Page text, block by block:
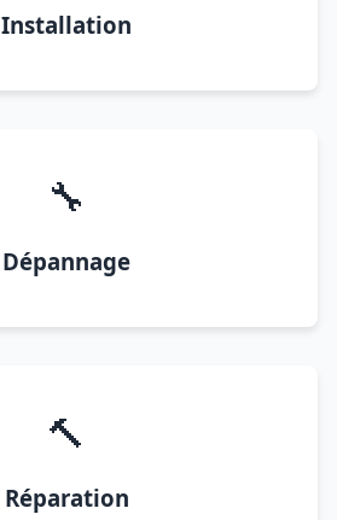
Installation
🔧
Dépannage
🔨
Réparation